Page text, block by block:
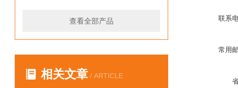
查看全部产品
相关文章 / ARTICLE
联系
常用